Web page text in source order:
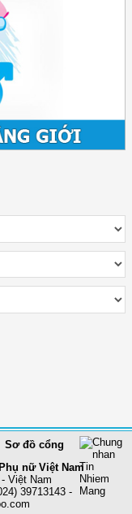
Sơ đồ cổng
nữ Việt Nam
Việt Nam
39713143 -